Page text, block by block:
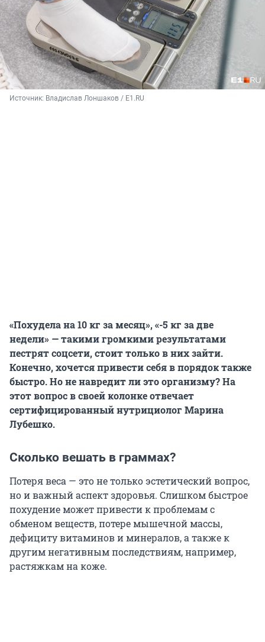
Источник: Владислав Лоншаков / E1.RU
«Похудела на 10 кг за месяц», «-5 кг за две
недели» — такими громкими результатами
пестрят соцсети, стоит только в них зайти.
Конечно, хочется привести себя в порядок также
быстро. Но не навредит ли это организму? На
этот вопрос в своей колонке отвечает
сертифицированный нутрициолог Марина
Лубешко.
Сколько вешать в граммах?
Потеря веса — это не только эстетический вопрос,
но и важный аспект здоровья. Слишком быстрое
похудение может привести к проблемам с
обменом веществ, потере мышечной массы,
дефициту витаминов и минералов, а также к
другим негативным последствиям, например,
растяжкам на коже.